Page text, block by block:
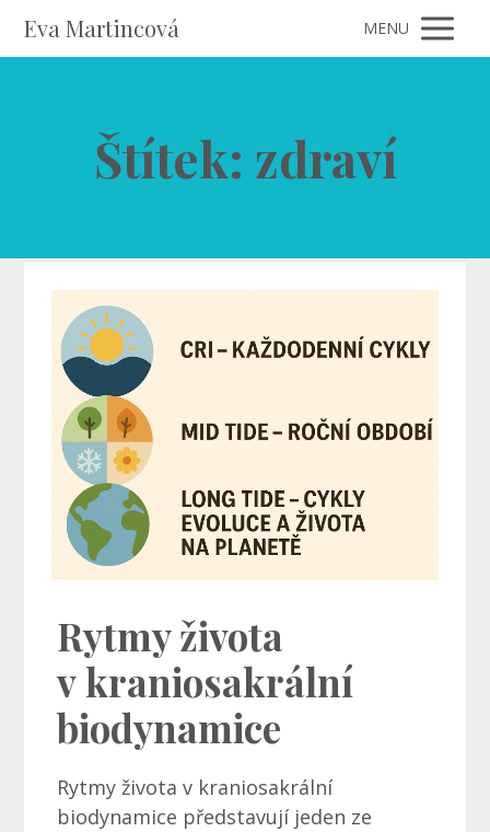
Eva Martincová MENU
Štítek: zdraví
Rytmy života
v kraniosakrální
biodynamice
Rytmy života v kraniosakrální
biodynamice představují jeden ze